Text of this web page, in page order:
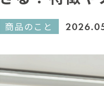
商品のこと